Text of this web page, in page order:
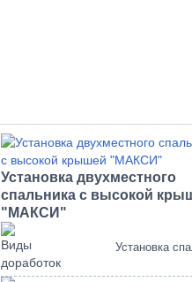
Установка двухместного
спальника с высокой
"МАКСИ"
Установка